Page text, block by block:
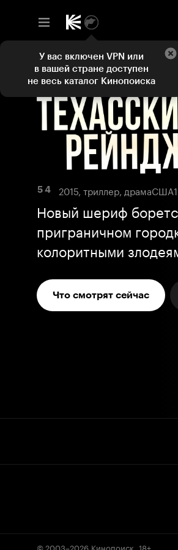
5 4 2015, триллер, драмаСША
Новый шериф
приграничном
колоритными
Что смотрят сейчас
© 2003–2026 Кинопоиск 18+
У вас включен VPN или
в вашей стране доступен
не весь каталог Кинопоиска